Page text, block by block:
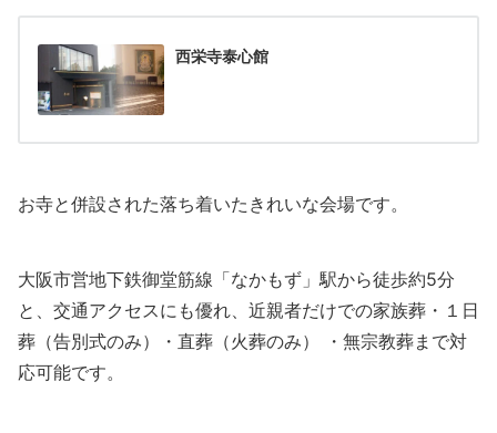
西栄寺泰心館
お寺と併設された落ち着いたきれいな会場です。
大阪市営地下鉄御堂筋線「なかもず」駅から徒歩約5分
と、交通アクセスにも優れ、近親者だけでの家族葬・１日
葬（告別式のみ）・直葬（火葬のみ） ・無宗教葬まで対
応可能です。